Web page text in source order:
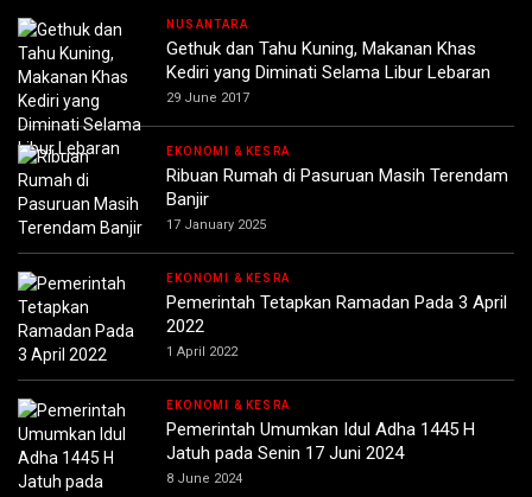
NUSANTARA
Gethuk dan Tahu Kuning, Makanan Khas
Kediri yang Diminati Selama Libur Lebaran
29 June 2017
EKONOMI & KESRA
Ribuan Rumah di Pasuruan Masih Terendam
Banjir
17 January 2025
EKONOMI & KESRA
Pemerintah Tetapkan Ramadan Pada 3 April
2022
1 April 2022
EKONOMI & KESRA
Pemerintah Umumkan Idul Adha 1445 H
Jatuh pada Senin 17 Juni 2024
8 June 2024